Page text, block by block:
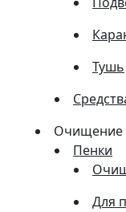
Тушь
Очищение
Пенки
Для